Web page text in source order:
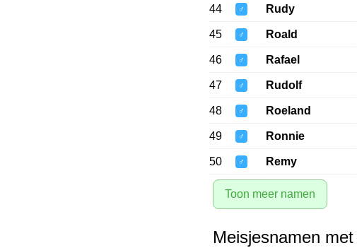
44 ♂ Rudy
45 ♂ Roald
46 ♂ Rafael
47 ♂ Rudolf
48 ♂ Roeland
49 ♂ Ronnie
50 ♂ Remy
Toon meer namen
Meisjesnamen